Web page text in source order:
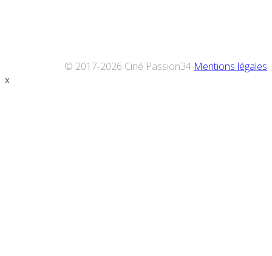
© 2017-2026 Ciné Passion34 Mentions légales
x